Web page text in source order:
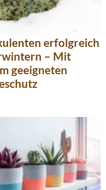
erfolgreich
– Mit
geeigneten